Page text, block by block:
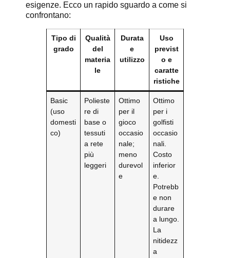
esigenze. Ecco un rapido sguardo a come si
confrontano:
Tipo di
grado
Qualità
del
materia
le
Durata
e
utilizzo
Uso
previst
o e
caratte
ristiche
Basic
(uso
domesti
co)
Polieste
re di
base o
tessuti
a rete
più
leggeri
Ottimo
per il
gioco
occasio
nale;
meno
durevol
e
Ottimo
per i
golfisti
occasio
nali.
Costo
inferior
e.
Potrebb
e non
durare
a lungo.
La
nitidezz
a